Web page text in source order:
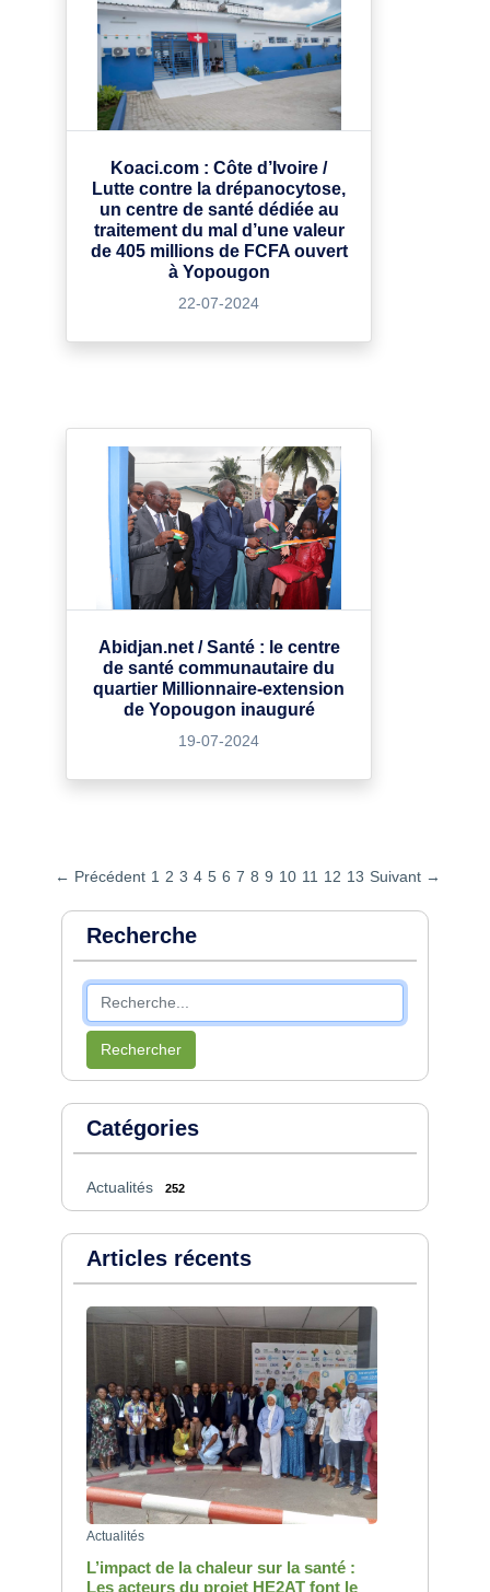
Koaci.com : Côte d’Ivoire /
Lutte contre la drépanocytose,
un centre de santé dédiée au
traitement du mal d’une valeur
de 405 millions de FCFA ouvert
à Yopougon
22-07-2024
Abidjan.net / Santé : le centre
de santé communautaire du
quartier Millionnaire-extension
de Yopougon inauguré
19-07-2024
← Précédent 1 2 3 4 5 6 7 8 9 10 11 12 13 Suivant →
Recherche
Rechercher
Catégories
Actualités 252
Articles récents
Actualités
L’impact de la chaleur sur la santé :
Les acteurs du projet HE2AT font le